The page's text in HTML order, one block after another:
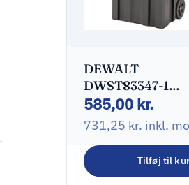
DEWALT
DWST83347-1
Værktøjskasse
hjul
585,00 kr.
731,25 kr. inkl.
Tilføj til